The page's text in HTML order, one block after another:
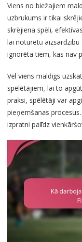
Viens no biežajiem
uzbrukums ir tikai
skrējiena spēli, efektīvas
lai noturētu aizsardzību
ignorēta tiem, kas nav
Vēl viens maldīgs
spēlētājiem, lai to
praksi, spēlētāji var
pieņemšanas
izpratni palīdz